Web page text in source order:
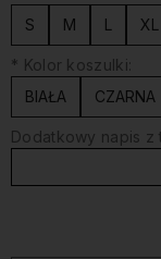
S
M L XL
* Kolor koszulki:
BIAŁA
CZARNA
Dodatkowy napis z